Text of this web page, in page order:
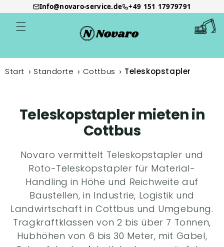
Direkt
zum
Inhalt
Info@novaro-service.de +49 151 17979791
Start Standorte Cottbus Teleskopstapler
Teleskopstapler mieten in
Cottbus
Novaro vermittelt Teleskopstapler und
Roto-Teleskopstapler für Material-
Handling in Höhe und Reichweite auf
Baustellen, in Industrie, Logistik und
Landwirtschaft in Cottbus und Umgebung.
Tragkraftklassen von 2 bis über 7 Tonnen,
Hubhöhen von 6 bis 30 Meter, mit Gabel,